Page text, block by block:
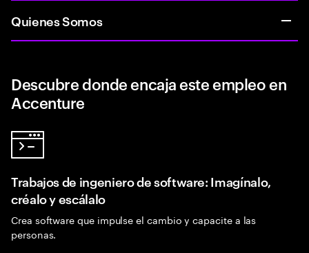
Quienes Somos
Descubre donde encaja este empleo en
Accenture
Trabajos de ingeniero de software: Imagínalo,
créalo y escálalo
Crea software que impulse el cambio y capacite a las
personas.